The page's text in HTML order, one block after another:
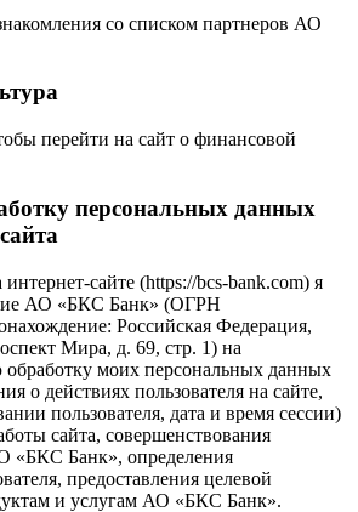
со списком партнеров АО
перейти на сайт о финансовой
персональных данных
сайте (https://bcs-bank.com) я
АО «БКС Банк» (ОГРН
Российская Федерация,
Мира, д. 69, стр. 1) на
обработку моих персональных данных
о действиях пользователя на сайте,
пользователя, дата и время сессии)
сайта, совершенствования
«БКС Банк», определения
предоставления целевой
и услугам АО «БКС Банк».